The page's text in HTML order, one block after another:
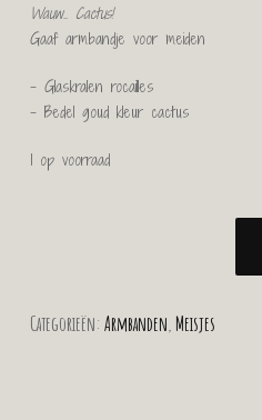
Wauw.. Cactus!
Gaaf armbandje voor meiden
– Glaskralen rocailles
– Bedel goud kleur cactus
1 op voorraad
Categorieën: Armbanden Meisjes